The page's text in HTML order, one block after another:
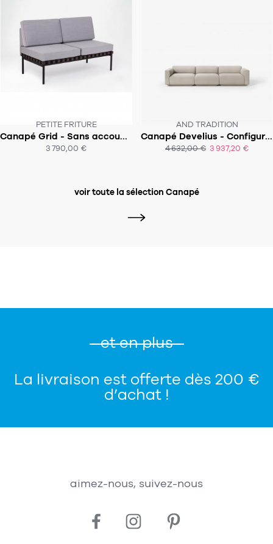
PETITE FRITURE
Canapé Grid - Sans accoudoirs et coussin rectangulaires - 2 places
3 790,00 €
SOUS 6-8 SEMAINES
ACHAT EXPRESS
AND TRADITION
Canapé Develius - Configuration D
4 632,00 € 3 937,20 €
SOUS 8 SEMAINES
ACHAT EXPRESS
voir toute la sélection Canapé
et en plus
La livraison est offerte dès 200 €
d’achat !
aimez-nous, suivez-nous